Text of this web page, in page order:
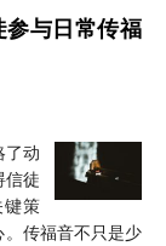
与日常传福
了动
信徒
键策
传福音不只是少